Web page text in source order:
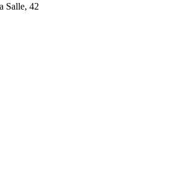
Salle, 42